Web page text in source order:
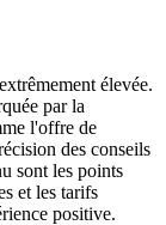
élevée.
par la
l'offre de
des conseils
sont les points
et les tarifs
positive.